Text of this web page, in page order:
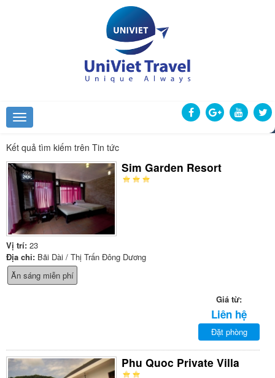
Kết quả tìm kiếm trên Tin tức
Sim Garden Resort
Vị trí: 23
Địa chỉ: Bãi Dài / Thị Trấn Đông Dương
Ăn sáng miễn phí
Giá từ:
Liên hệ
Đặt phòng
Phu Quoc Private Villa